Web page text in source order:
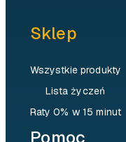
Sklep
Wszystkie produkty
Lista życzeń
Raty 0% w 15 minut
Pomoc